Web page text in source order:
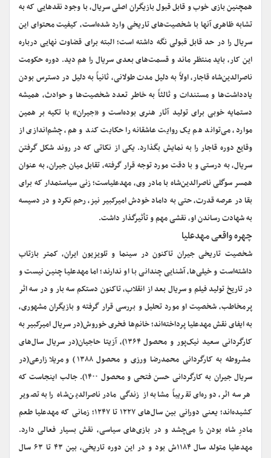
همچنین بازی خوب و قابل قبول بازیگران اصلی سریال، با وجود نقدهایی که به
تشابه ظاهری آن‎ها با شخصیت‌های تاریخی وارد شده‌است، کیفیت محتوای این
سریال را در حد قابل قبولی نگه داشته است؛ البته برای قضاوت نهایی درباره
این کار، باید منتظر ماند و قسمت‌های بعدی سریال را هم دید. دوره حکومت
ناصرالدین‌شاه قاجار، اولاً به دلیل مدت طولانی، ثانیاً به دلیل در دسترس بودن
یادداشت‌ها و مستندات و ثالثاً به خاطر تعدد شخصیت‌ها و حوادث، همیشه
دستمایه خوبی برای تولید آثار هنری بوده‌است و «جیران» با تکیه بر همین
موارد، می‌تواند هم یک روایت عاشقانه را حکایت کند و هم، چشم‌اندازی از
وقایع دوره قاجار را به نمایش بگذارد. یکی از نکاتی که در روند شکل گرفتن
سریال، به درستی و با دقت مورد توجه قرار گرفته، تقابل میان جیران، به عنوان
همسر سوگلی ناصرالدین‌شاه با مادر وی، مهدعلیاست؛ زنی سیاستمدار که برای
بقا در عرصه قدرت، حتی به داماد خودش امیرکبیر نیز، رحم نکرد و در دسیسه
به شهادت رساندن او، نقشی مهم و تأثیرگذار داشت.
چهره واقعی مهدعلیا
شخصیت تاریخی جیران تاکنون در سینما و تلویزیون ایران، کمتر بازتاب
داشته‌است و خیلی‌ها، آشنایی چندانی با او ندارند؛ اما مهدعلیا چنین نیست و
در تاریخ تولید فیلم و سریال بعد از انقلاب، تاکنون دست‎کم سه بار و در سه اثر
پرمخاطب، شخصیت او مورد تحلیل و بررسی قرار گرفته و بازیگران مشهوری،
به ایفای نقش مهدعلیا پرداخته‌اند؛ خانم‌ها فخری خوروش(در سریال امیرکبیر به
کارگردانی سعید نیک‌پور و محصول ۱۳۶۴)، آزیتا حاجیان(در سریال سال‌های
مشروطه به کارگردانی محمدرضا ورزی و محصول ۱۳۸۸) و مریلا زارعی(در
سریال جیران به کارگردانی حسن فتحی و محصول ۱۴۰۰). جالب این‎جاست که
هر سه اثر، دوره‌ای تقریباً مشابه از زندگی مادر ناصرالدین‌شاه را به تصویر
کشیده‌اند؛ یعنی دورانی بین سال‌های ۱۲۲۷ تا ۱۲۴۷؛ زمانی که مهدعلیا طعم
مادرِ شاه بودن را می‌چشد و در بازی‌های سیاسی، نقش بسیار فعالی دارد.
مهدعلیا متولد سال ۱۱۸۴ش بود و در این دوره تاریخی، بین ۴۳ تا ۶۳ سال